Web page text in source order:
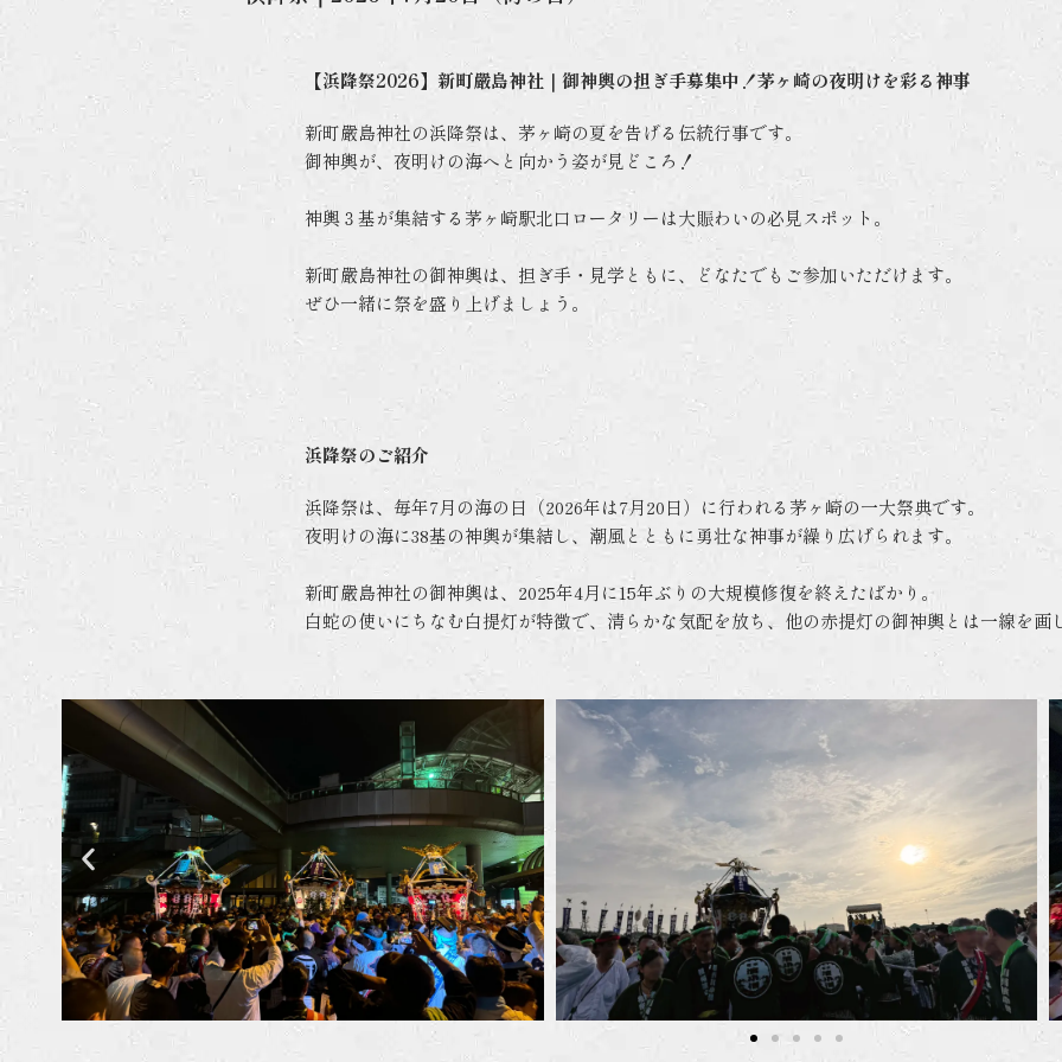
【浜降祭2026】新町嚴島神社｜御神輿の担ぎ手募集中！茅ヶ崎の夜明けを彩る神事
新町嚴島神社の浜降祭は、茅ヶ崎の夏を告げる伝統行事です。
御神輿が、夜明けの海へと向かう姿が見どころ！
神輿３基が集結する茅ヶ崎駅北口ロータリーは大賑わいの必見スポット。
新町嚴島神社の御神輿は、担ぎ手・見学ともに、どなたでもご参加いただけます。
ぜひ一緒に祭を盛り上げましょう。
浜降祭のご紹介
浜降祭は、毎年7月の海の日（2026年は7月20日）に行われる茅ヶ崎の一大祭典です。
夜明けの海に38基の神輿が集結し、潮風とともに勇壮な神事が繰り広げられます。
新町嚴島神社の御神輿は、2025年4月に15年ぶりの大規模修復を終えたばかり。
白蛇の使いにちなむ白提灯が特徴で、清らかな気配を放ち、他の赤提灯の御神輿とは一線を画